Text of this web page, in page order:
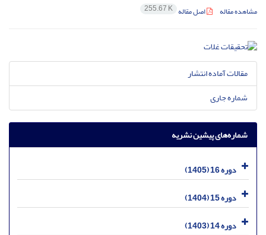
مشاهده مقاله اصل مقاله 255.67 K
مقالات آماده انتشار
شماره جاری
شماره‌های پیشین نشریه
دوره 16 (1405)
دوره 15 (1404)
دوره 14 (1403)